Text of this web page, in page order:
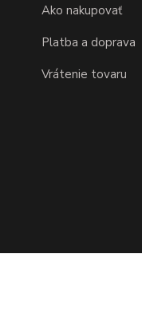
Ako nakupovať
Platba a doprava
Vrátenie tovaru